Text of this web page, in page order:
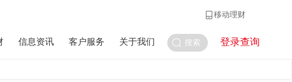
移动理财
搜索 登录查询
信息资讯 客户服务 关于我们